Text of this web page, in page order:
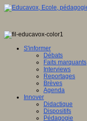
S'informer
Débats
Faits marquants
Interviews
Reportages
Brèves
Agenda
Innover
Didactique
Dispositifs
Pédagogie